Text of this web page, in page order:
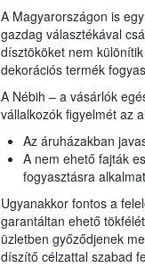
A Magyarországon is
gazdag választékával
dísztököket nem
dekorációs termék
A Nébih – a vásárlók
vállalkozók figyelmét az
Az áruházakban
A nem ehető fajták
fogyasztásra
Ugyanakkor fontos a
garantáltan ehető
üzletben győződjenek
díszítő célzattal szabad